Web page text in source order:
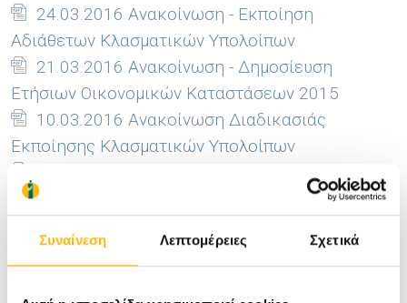
Συναίνεση Λεπτομέρειες Σχετικά
24.03.2016 Ανακοίνωση - Εκποίηση
Αδιάθετων Κλασματικών Υπολοίπων
21.03.2016 Ανακοίνωση - Δημοσίευση
Ετήσιων Οικονομικών Καταστάσεων 2015
10.03.2016 Ανακοίνωση Διαδικασιάς
Εκποίησης Κλασματικών Υπολοίπων
29.02.2016 Ανακοίνωση Ρυθμιζόμενης
Πληροφορίας Ν.35562007